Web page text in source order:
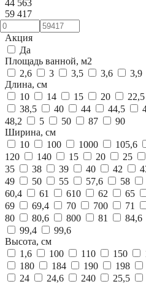
44 563
59 417
Акция
Да
Площадь ванной, м2
2,6
3 3,5 3,6 3,9
Длина, см
10
14 15 20 22,5
38,5
40 44 44,5
48,2
5 50 87
90
Ширина, см
10
100 1000 105,6
120
140 15 20 25
35
38 39 40 42
49
50 55 57,6 58
60,4
61 610 62 65
69
69,4 70 700 71
80
80,6 800 81 84,6
99,4
99,6
Высота, см
1,6
100 110 150
180
184 190 198
24
24,6 240 25,5